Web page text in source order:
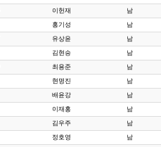
이헌재 남
홍기성 남
유상윤 남
김현승 남
최용준 남
현명진 남
배윤강 남
이재홍 남
김우주 남
정호영 남